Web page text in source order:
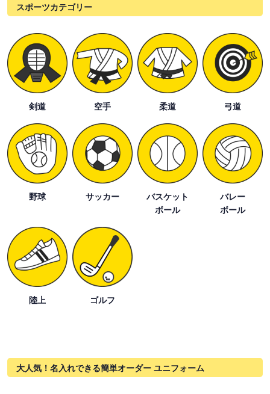
スポーツカテゴリー
剣道 空手 柔道 弓道
野球 サッカー
バスケット
ボール
バレー
ボール
陸上 ゴルフ
大人気！名入れできる簡単オーダー ユニフォーム